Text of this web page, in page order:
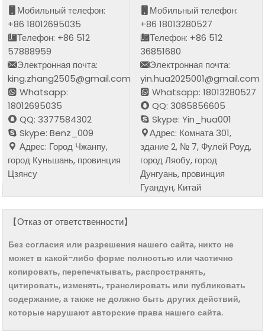
Мобильный телефон:
+86 18012695035
Телефон: +86 512
57888959
Электронная почта:
king.zhang2505@gmail.com
Whatsapp:
18012695035
QQ: 3377584302
Skype: Benz_009
Адрес: Город Чжанпу,
город Куньшань, провинция
Цзянсу
Мобильный телефон:
+86 18013280527
Телефон: +86 512
36851680
Электронная почта:
yin.hua2025001@gmail.com
Whatsapp: 18013280527
QQ: 3085856605
Skype: Yin_hua001
Адрес: Комната 301,
здание 2, № 7, Фулей Роуд,
город Ляобу, город
Дунгуань, провинция
Гуандун, Китай
【Отказ от ответственности】
Без согласия или разрешения нашего сайта, никто не
может в какой-либо форме полностью или частично
копировать, перепечатывать, распространять,
цитировать, изменять, транслировать или публиковать
содержание, а также не должно быть других действий,
которые нарушают авторские права нашего сайта.